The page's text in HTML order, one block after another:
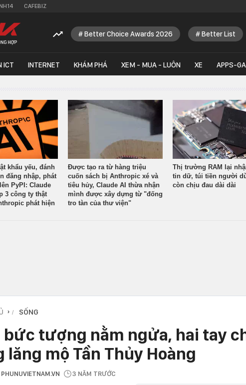
CAFEBIZ
Better Choice Awards 2026 Better List
ICT INTERNET KHÁM PHÁ XEM - MUA - LUÔN XE APPS-
khẩu yếu, đánh
đăng nhập, phát
PyPI: Claude
3 công ty thật
phát hiện
Được tạo ra từ hàng triệu
cuốn sách bị Anthropic xé và
tiêu hủy, Claude AI thừa nhận
mình được xây dựng từ "đống
tro tàn của thư viện"
Thị trường RAM lại
tin dữ, túi tiền người
còn chịu đau dài dài
› SỐNG
bức tượng nằm ngửa, hai tay
lăng mộ Tần Thủy Hoàng
, PHUNUVIETNAM.VN 3 NĂM TRƯỚC